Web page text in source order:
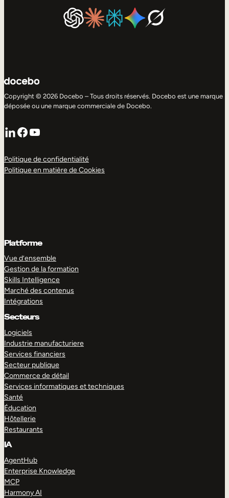
Copyright © 2026 Docebo – Tous droits réservés. Docebo est une marque
déposée ou une marque commerciale de Docebo.
LinkedIn
Facebook
YouTube
Politique de confidentialité
Politique en matière de Cookies
Platforme
Vue d’ensemble
Gestion de la formation
Skills Intelligence
Marché des contenus
Intégrations
Secteurs
Logiciels
Industrie manufacturiere
Services financiers
Secteur publique
Commerce de détail
Services informatiques et techniques
Santé
Éducation
Hôtellerie
Restaurants
IA
AgentHub
Enterprise Knowledge
MCP
Harmony AI